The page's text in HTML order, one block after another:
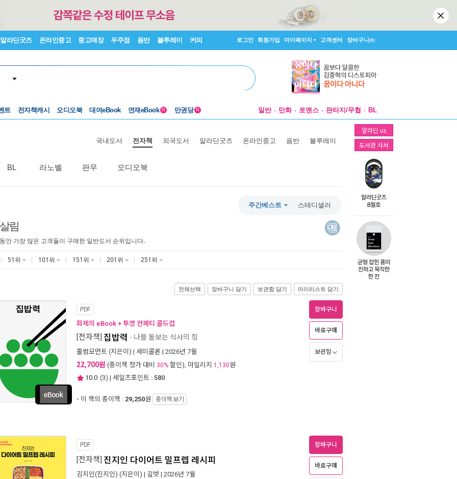
알라딘굿즈 온라인중고 중고매장 우주점 음반 블루레이 커피 로그인 회원가입 마이페이지 고객센터 장바구니(0)
트 전자책캐시 오디오북 대여eBook 연재eBook N 만권당 N 일반 만화 로맨스 판타지/무협 BL
알라딘 us
도서관 사서
국내도서 전자책 외국도서 알라딘굿즈 온라인중고 음반 블루레이
BL 라노벨 판무 오디오북
주간베스트 스테디셀러
림
안 가장 많은 고객들이 구매한 일반도서 순위입니다.
51위 101위 151위 201위 251위
전체선택 장바구니 담기 보관함 담기 마이리스트 담기
PDF
화제의 eBook + 투명 컨페티 콜드컵
[전자책] 집밥력 - 나를 돌보는 식사의 힘
홀썸모먼트 (지은이) | 세미콜론 | 2026년 7월
22,700원 (종이책 정가 대비 30% 할인), 마일리지 1,130원
10.0 (3) | 세일즈포인트 : 580
이 책의 종이책 : 29,250원 종이책 보기
장바구니
바로구매
보관함
PDF
[전자책] 진지인 다이어트 밀프렙 레시피
김지인(진지인) (지은이) | 길벗 | 2026년 7월
장바구니
바로구매